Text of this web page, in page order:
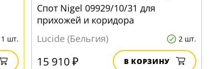
1 шт.
Спот Nigel 09929/10/31 для
прихожей и коридора
Lucide (Бельгия)
2 шт.
15 910 ₽ В КОРЗИНУ